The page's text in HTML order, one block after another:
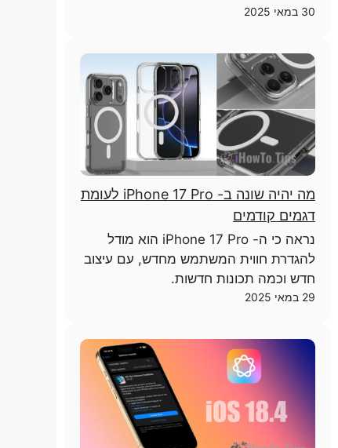
30 במאי 2025
מה יהיה שונה ב- iPhone 17 Pro לעומת
דגמים קודמים
נראה כי ה- iPhone 17 Pro הוא מודל
להגדרת חווית המשתמש מחדש, עם עיצוב
חדש וכמה תכונות חדשות.
29 במאי 2025